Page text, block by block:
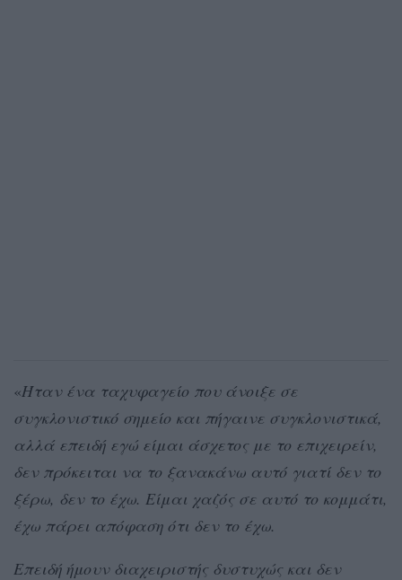
«Ήταν ένα ταχυφαγείο που άνοιξε σε
συγκλονιστικό σημείο και πήγαινε συγκλονιστικά,
αλλά επειδή εγώ είμαι άσχετος με το επιχειρείν,
δεν πρόκειται να το ξανακάνω αυτό γιατί δεν το
ξέρω, δεν το έχω. Είμαι χαζός σε αυτό το κομμάτι,
έχω πάρει απόφαση ότι δεν το έχω.
Επειδή ήμουν διαχειριστής δυστυχώς και δεν